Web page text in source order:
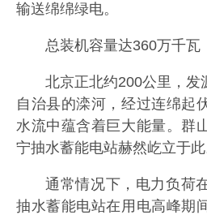
输送绵绵绿电。
总装机容量达360万千瓦
北京正北约200公里，发
自治县的滦河，经过连绵起
水流中蕴含着巨大能量。群
宁抽水蓄能电站赫然屹立于此
通常情况下，电力负荷
抽水蓄能电站在用电高峰期